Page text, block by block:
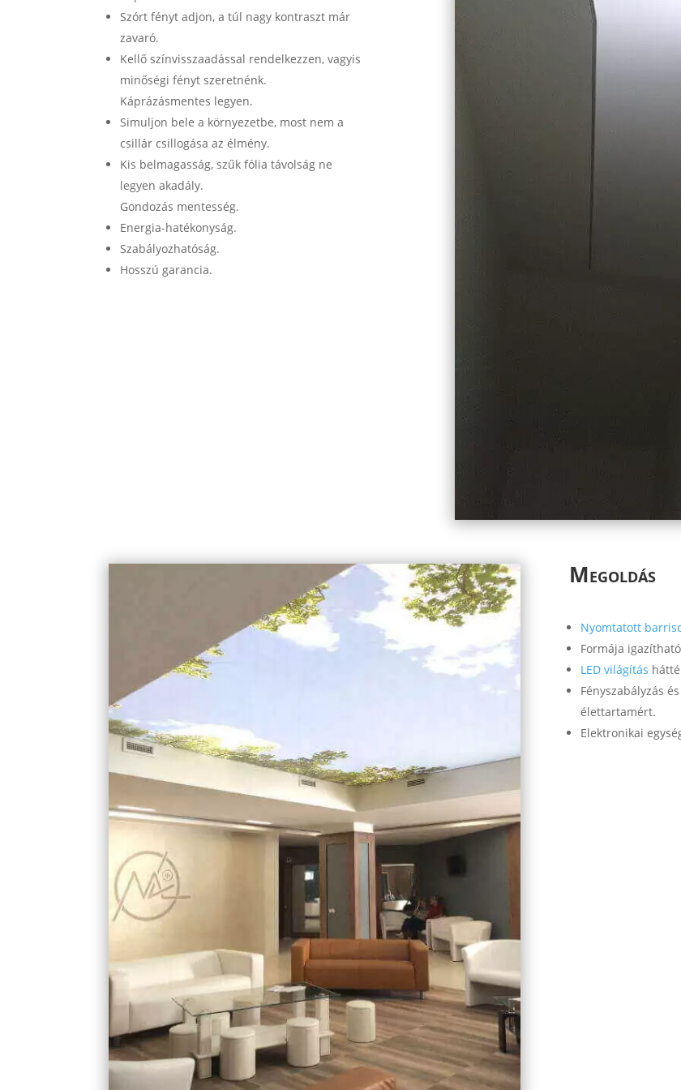
Szórt fényt adjon, a túl nagy kontraszt már
zavaró.
Kellő színvisszaadással rendelkezzen, vagyis
minőségi fényt szeretnénk.
Káprázásmentes legyen.
Simuljon bele a környezetbe, most nem a
csillár csillogása az élmény.
Kis belmagasság, szűk fólia távolság ne
legyen akadály.
Gondozás mentesség.
Energia-hatékonyság.
Szabályozhatóság.
Hosszú garancia.
Megoldás
Nyomtatott
Formája
LED világítás
Fényszabályzás
élettartamért.
Elektronikai